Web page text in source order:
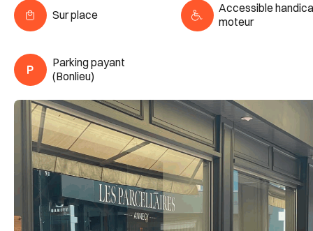
Sur place
Accessible
moteur
Parking payant
(Bonlieu)